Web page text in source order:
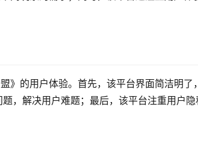
》的用户体验。首先，该平台界面简洁明
，解决用户难题；最后，该平台注重用户隐